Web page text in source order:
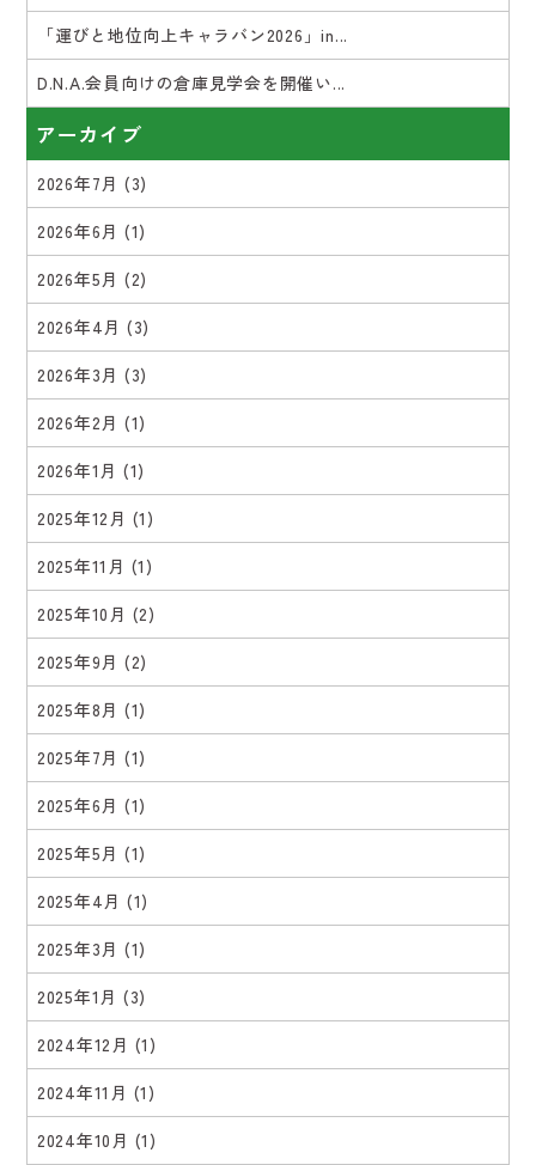
「運びと地位向上キャラバン2026」in...
D.N.A.会員向けの倉庫見学会を開催い...
アーカイブ
2026年7月 (3)
2026年6月 (1)
2026年5月 (2)
2026年4月 (3)
2026年3月 (3)
2026年2月 (1)
2026年1月 (1)
2025年12月 (1)
2025年11月 (1)
2025年10月 (2)
2025年9月 (2)
2025年8月 (1)
2025年7月 (1)
2025年6月 (1)
2025年5月 (1)
2025年4月 (1)
2025年3月 (1)
2025年1月 (3)
2024年12月 (1)
2024年11月 (1)
2024年10月 (1)